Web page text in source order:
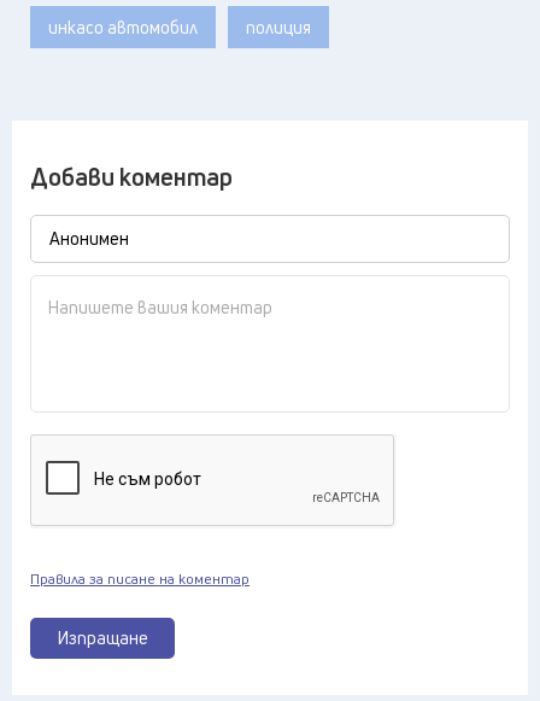
инкасо автомобил полиция
Добави коментар
Изпращане
Правила за писане на коментар